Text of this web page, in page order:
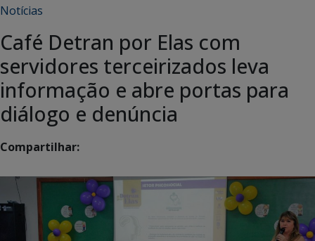
Notícias
Café Detran por Elas com
servidores terceirizados leva
informação e abre portas para
diálogo e denúncia
Compartilhar: